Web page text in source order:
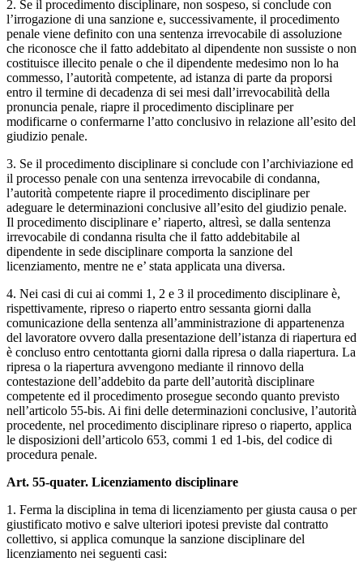
2. Se il procedimento disciplinare, non sospeso, si conclude con
l’irrogazione di una sanzione e, successivamente, il procedimento
penale viene definito con una sentenza irrevocabile di assoluzione
che riconosce che il fatto addebitato al dipendente non sussiste o non
costituisce illecito penale o che il dipendente medesimo non lo ha
commesso, l’autorità competente, ad istanza di parte da proporsi
entro il termine di decadenza di sei mesi dall’irrevocabilità della
pronuncia penale, riapre il procedimento disciplinare per
modificarne o confermarne l’atto conclusivo in relazione all’esito del
giudizio penale.
3. Se il procedimento disciplinare si conclude con l’archiviazione ed
il processo penale con una sentenza irrevocabile di condanna,
l’autorità competente riapre il procedimento disciplinare per
adeguare le determinazioni conclusive all’esito del giudizio penale.
Il procedimento disciplinare e’ riaperto, altresì, se dalla sentenza
irrevocabile di condanna risulta che il fatto addebitabile al
dipendente in sede disciplinare comporta la sanzione del
licenziamento, mentre ne e’ stata applicata una diversa.
4. Nei casi di cui ai commi 1, 2 e 3 il procedimento disciplinare è,
rispettivamente, ripreso o riaperto entro sessanta giorni dalla
comunicazione della sentenza all’amministrazione di appartenenza
del lavoratore ovvero dalla presentazione dell’istanza di riapertura ed
è concluso entro centottanta giorni dalla ripresa o dalla riapertura. La
ripresa o la riapertura avvengono mediante il rinnovo della
contestazione dell’addebito da parte dell’autorità disciplinare
competente ed il procedimento prosegue secondo quanto previsto
nell’articolo 55-bis. Ai fini delle determinazioni conclusive, l’autorità
procedente, nel procedimento disciplinare ripreso o riaperto, applica
le disposizioni dell’articolo 653, commi 1 ed 1-bis, del codice di
procedura penale.
Art. 55-quater. Licenziamento disciplinare
1. Ferma la disciplina in tema di licenziamento per giusta causa o per
giustificato motivo e salve ulteriori ipotesi previste dal contratto
collettivo, si applica comunque la sanzione disciplinare del
licenziamento nei seguenti casi: